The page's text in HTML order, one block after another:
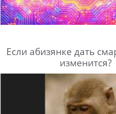
Если абизянке дать
изменится?